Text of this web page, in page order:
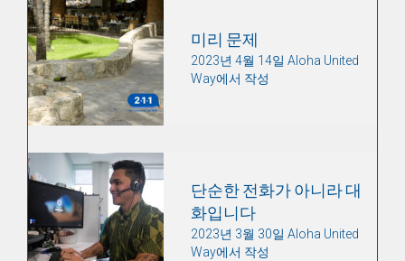
미리 문제
2023년 4월 14일 Aloha United
Way에서 작성
단순한 전화가 아니라 대
화입니다
2023년 3월 30일 Aloha United
Way에서 작성